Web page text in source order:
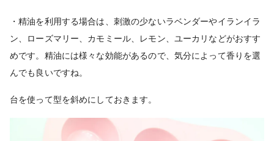
・精油を利用する場合は、刺激の少ないラベンダーやイランイラ
ン、ローズマリー、カモミール、レモン、ユーカリなどがおすす
めです。精油には様々な効能があるので、気分によって香りを選
んでも良いですね。
台を使って型を斜めにしておきます。